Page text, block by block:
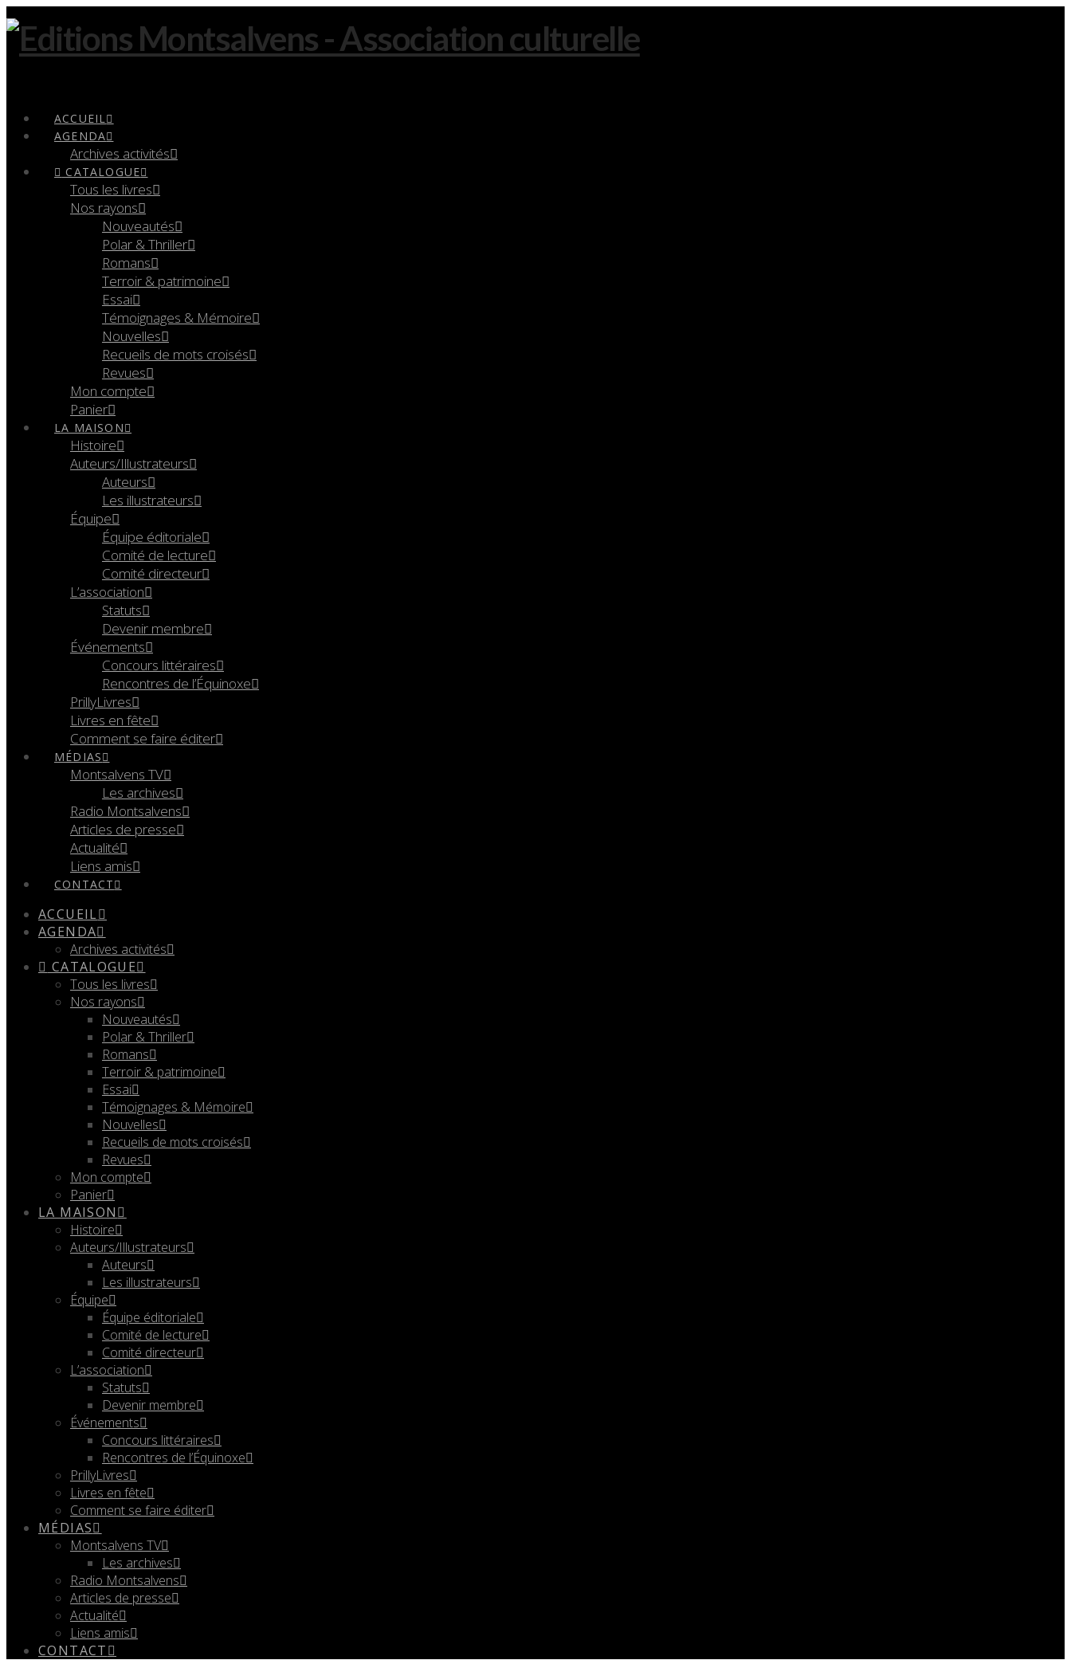
ACCUEIL
AGENDA
Archives activités
CATALOGUE
Tous les livres
Nos rayons
Nouveautés
Polar & Thriller
Romans
Terroir & patrimoine
Essai
Témoignages & Mémoire
Nouvelles
Recueils de mots croisés
Revues
Mon compte
Panier
LA MAISON
Histoire
Auteurs/Illustrateurs
Auteurs
Les illustrateurs
Équipe
Équipe éditoriale
Comité de lecture
Comité directeur
L’association
Statuts
Devenir membre
Événements
Concours littéraires
Rencontres de l’Équinoxe
PrillyLivres
Livres en fête
Comment se faire éditer
MÉDIAS
Montsalvens TV
Les archives
Radio Montsalvens
Articles de presse
Actualité
Liens amis
CONTACT
ACCUEIL
AGENDA
Archives activités
CATALOGUE
Tous les livres
Nos rayons
Nouveautés
Polar & Thriller
Romans
Terroir & patrimoine
Essai
Témoignages & Mémoire
Nouvelles
Recueils de mots croisés
Revues
Mon compte
Panier
LA MAISON
Histoire
Auteurs/Illustrateurs
Auteurs
Les illustrateurs
Équipe
Équipe éditoriale
Comité de lecture
Comité directeur
L’association
Statuts
Devenir membre
Événements
Concours littéraires
Rencontres de l’Équinoxe
PrillyLivres
Livres en fête
Comment se faire éditer
MÉDIAS
Montsalvens TV
Les archives
Radio Montsalvens
Articles de presse
Actualité
Liens amis
CONTACT